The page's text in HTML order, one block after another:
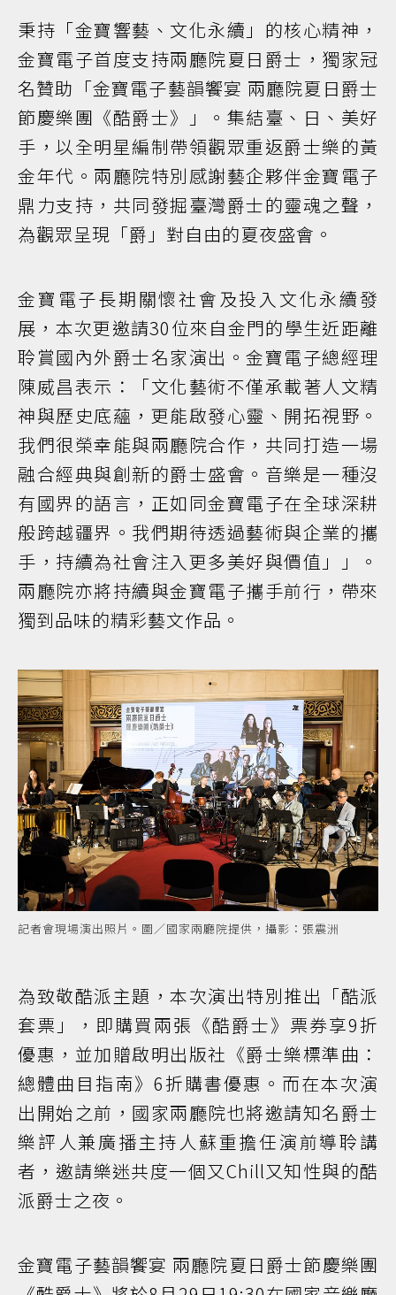
秉持「金寶響藝、文化永續」的核心精神，
金寶電子首度支持兩廳院夏日爵士，獨家冠
名贊助「金寶電子藝韻饗宴 兩廳院夏日爵士
節慶樂團《酷爵士》」。集結臺、日、美好
手，以全明星編制帶領觀眾重返爵士樂的黃
金年代。兩廳院特別感謝藝企夥伴金寶電子
鼎力支持，共同發掘臺灣爵士的靈魂之聲，
為觀眾呈現「爵」對自由的夏夜盛會。
金寶電子長期關懷社會及投入文化永續發
展，本次更邀請30位來自金門的學生近距離
聆賞國內外爵士名家演出。金寶電子總經理
陳威昌表示：「文化藝術不僅承載著人文精
神與歷史底蘊，更能啟發心靈、開拓視野。
我們很榮幸能與兩廳院合作，共同打造一場
融合經典與創新的爵士盛會。音樂是一種沒
有國界的語言，正如同金寶電子在全球深耕
般跨越疆界。我們期待透過藝術與企業的攜
手，持續為社會注入更多美好與價值」」。
兩廳院亦將持續與金寶電子攜手前行，帶來
獨到品味的精彩藝文作品。
記者會現場演出照片。圖／國家兩廳院提供，攝影：張震洲
為致敬酷派主題，本次演出特別推出「酷派
套票」，即購買兩張《酷爵士》票券享9折
優惠，並加贈啟明出版社《爵士樂標準曲：
總體曲目指南》6折購書優惠。而在本次演
出開始之前，國家兩廳院也將邀請知名爵士
樂評人兼廣播主持人蘇重擔任演前導聆講
者，邀請樂迷共度一個又Chill又知性與的酷
派爵士之夜。
金寶電子藝韻饗宴 兩廳院夏日爵士節慶樂團